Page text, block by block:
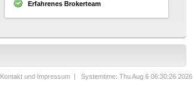
Erfahrenes Brokerteam
Kontakt und Impressum | Systemtime: Thu Aug 6 06:30:26 2026